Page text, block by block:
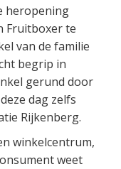
heropening
Fruitboxer te
van de familie
begrip in
gerund door
dag zelfs
Rijkenberg.
winkelcentrum,
weet